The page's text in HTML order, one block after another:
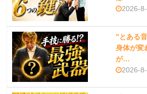
2026-
”とある
身体が変
が…
2026-8-